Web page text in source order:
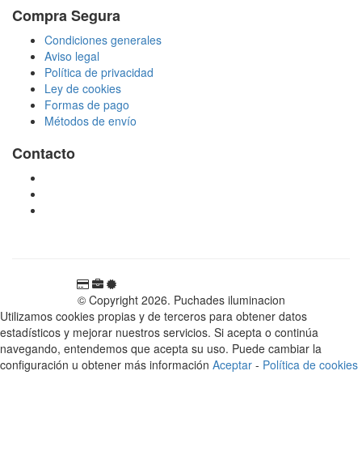
Compra Segura
Condiciones generales
Aviso legal
Política de privacidad
Ley de cookies
Formas de pago
Métodos de envío
Contacto
© Copyright 2026. Puchades iluminacion
Utilizamos cookies propias y de terceros para obtener datos
estadísticos y mejorar nuestros servicios. Si acepta o continúa
navegando, entendemos que acepta su uso. Puede cambiar la
configuración u obtener más información Aceptar - Política de cookies